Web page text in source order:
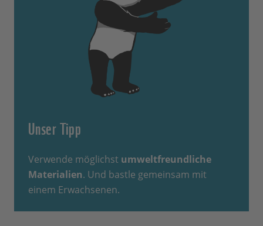
Unser Tipp
Verwende möglichst umweltfreundliche
Materialien. Und bastle gemeinsam mit
einem Erwachsenen.